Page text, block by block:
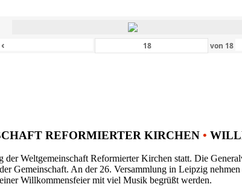
‹ von 18
REFORMIERTER KIRCHEN •
Weltgemeinschaft Reformierter Kirchen statt. Die
Gemeinschaft. An der 26. Versammlung in Leipzig
Willkommensfeier mit viel Musik begrüßt werden.